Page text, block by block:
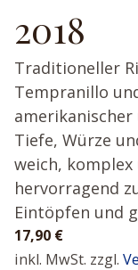
2018
Traditioneller
Tempranillo
Tiefe, Würze
weich, komplex
hervorragend
Eintöpfen und
17,90 €
inkl. MwSt. zzgl.